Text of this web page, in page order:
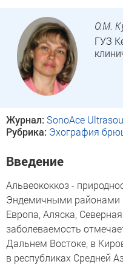
О.М.
ГУЗ
Журнал: SonoAce
Рубрика: Эхография
Введение
Альвеококкоз -
Эндемичными районами
Европа, Аляска,
заболеваемость
Дальнем Востоке, в
в республиках Средней